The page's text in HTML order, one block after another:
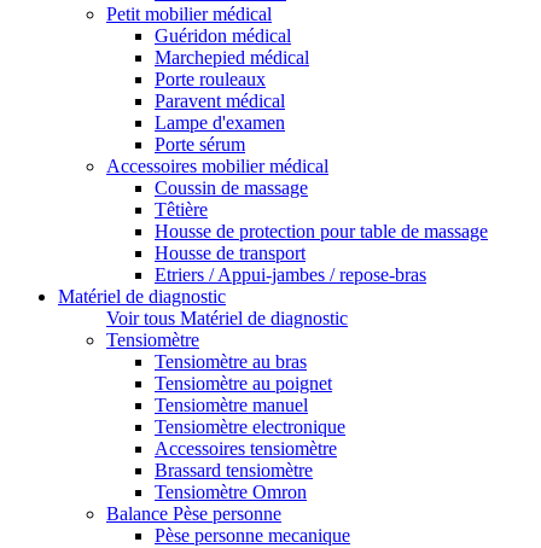
Petit mobilier médical
Guéridon médical
Marchepied médical
Porte rouleaux
Paravent médical
Lampe d'examen
Porte sérum
Accessoires mobilier médical
Coussin de massage
Têtière
Housse de protection pour table de massage
Housse de transport
Etriers / Appui-jambes / repose-bras
Matériel de diagnostic
Voir tous Matériel de diagnostic
Tensiomètre
Tensiomètre au bras
Tensiomètre au poignet
Tensiomètre manuel
Tensiomètre electronique
Accessoires tensiomètre
Brassard tensiomètre
Tensiomètre Omron
Balance Pèse personne
Pèse personne mecanique